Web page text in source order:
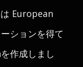
European
ションを得て
作成しまし